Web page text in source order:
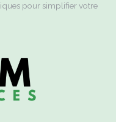
pour simplifier votre